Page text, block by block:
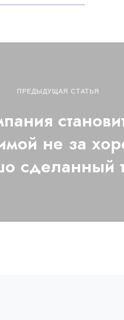
ПРЕДЫДУЩАЯ СТАТЬЯ
не за
сделанный